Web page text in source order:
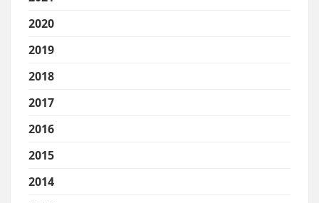
2020
2019
2018
2017
2016
2015
2014